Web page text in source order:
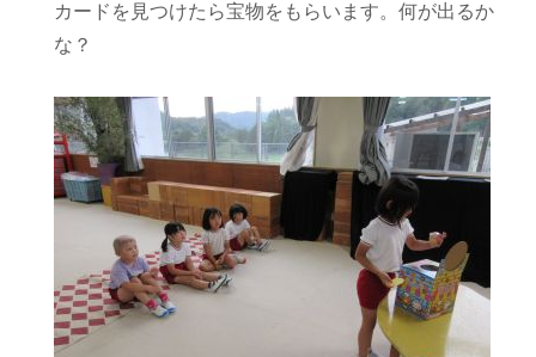
カードを見つけたら宝物をもらいます。何が出るか
な？